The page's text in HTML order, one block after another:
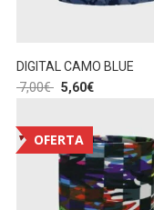
DIGITAL CAMO BLUE
7,00€ 5,60€
OFERTA